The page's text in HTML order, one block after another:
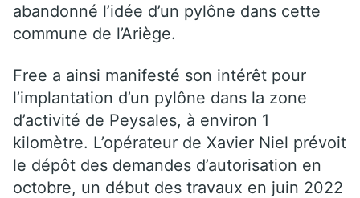
abandonné l’idée d’un pylône dans cette
commune de l’Ariège.
Free a ainsi manifesté son intérêt pour
l’implantation d’un pylône dans la zone
d’activité de Peysales, à environ 1
kilomètre. L’opérateur de Xavier Niel prévoit
le dépôt des demandes d’autorisation en
octobre, un début des travaux en juin 2022